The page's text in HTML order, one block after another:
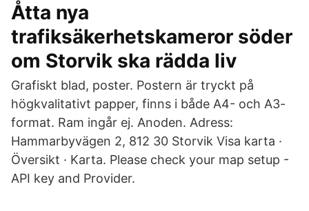
Åtta nya
trafiksäkerhetskameror söder
om Storvik ska rädda liv
Grafiskt blad, poster. Postern är tryckt på
högkvalitativt papper, finns i både A4- och A3-
format. Ram ingår ej. Anoden. Adress:
Hammarbyvägen 2, 812 30 Storvik Visa karta ·
Översikt · Karta. Please check your map setup -
API key and Provider.